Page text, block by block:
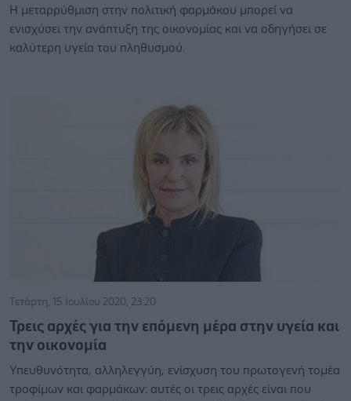
Η μεταρρύθμιση στην πολιτική φαρμάκου μπορεί να
ενισχύσει την ανάπτυξη της οικονομίας και να οδηγήσει σε
καλύτερη υγεία του πληθυσμού.
Τετάρτη, 15 Ιουλίου 2020, 23:20
Τρεις αρχές για την επόμενη μέρα στην υγεία και
την οικονομία
Υπευθυνότητα, αλληλεγγύη, ενίσχυση του πρωτογενή τομέα
τροφίμων και φαρμάκων: αυτές οι τρεις αρχές είναι που